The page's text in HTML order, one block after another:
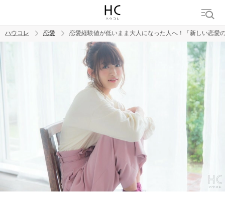
ハウコレ 恋愛 恋愛経験値が低いまま大人になった人へ！「新しい恋愛